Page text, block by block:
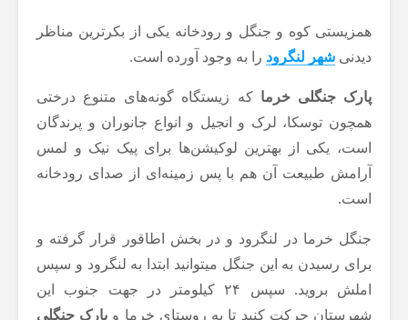
همزیستی کوه و جنگل و رودخانه یکی از بکرترین مناظر
دیدنی شهر لنگرود را به وجود آورده است.
پارک جنگلی خرما که زیستگاه گونه‌های متنوع درختی
همچون توسکا، لرک و انجیل و انواع جانوران و پرندگان
است، یکی از بهترین لوکیشن‌ها برای پیک نیک و لمس
آرامش طبیعت آن هم با پس زمینه‌ای از صدای رودخانه
است.
جنگل خرما در لنگرود و در بخش اطاقور قرار گرفته و
برای رسیدن به این جنگل می­توانید ابتدا به لنگرود و سپس
املش بروید. سپس ۲۴ کیلومتر در جهت جنوب این
شهرستان حرکت کنید تا به روستای خرما و پارک جنگلی